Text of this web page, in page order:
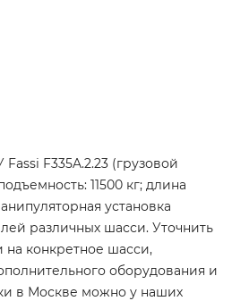
F335A.2.23 (грузовой
11500 кг; длина
установка
различных шасси. Уточнить
на конкретное шасси,
оборудования и
в Москве можно у наших